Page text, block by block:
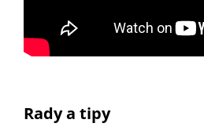
Rady a tipy